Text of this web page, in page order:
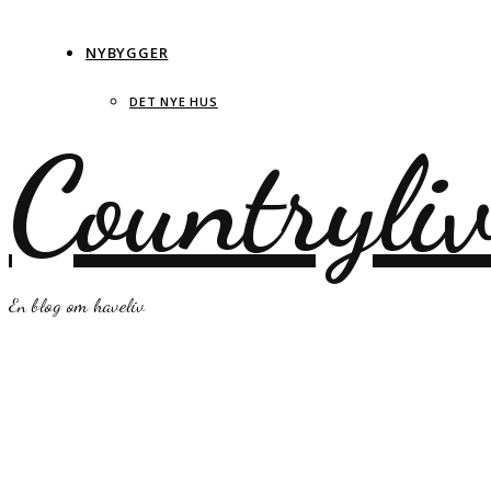
NYBYGGER
DET NYE HUS
En blog om haveliv